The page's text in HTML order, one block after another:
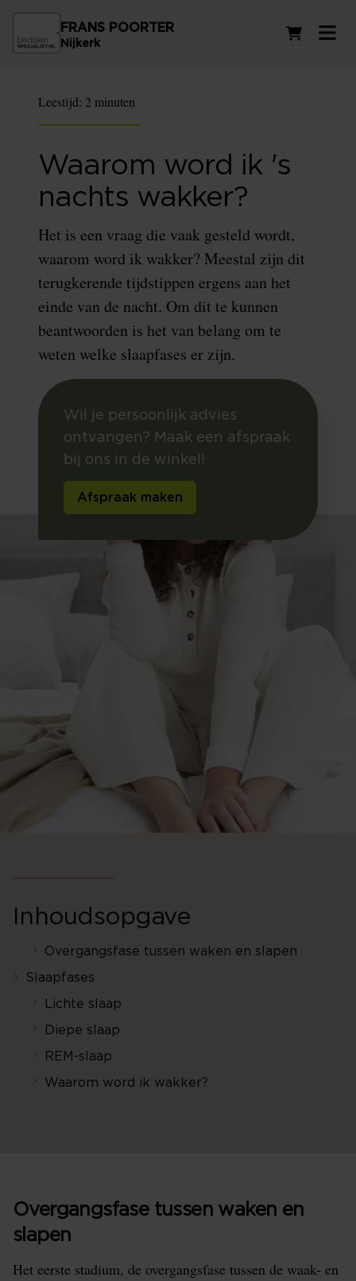
FRANS POORTER
Nijkerk
Leestijd: 2 minuten
Waarom word ik 's
nachts wakker?
Het is een vraag die vaak gesteld wordt,
waarom word ik wakker? Meestal zijn dit
terugkerende tijdstippen ergens aan het
einde van de nacht. Om dit te kunnen
beantwoorden is het van belang om te
weten welke slaapfases er zijn.
Wil je persoonlijk advies
ontvangen? Maak een afspraak
bij ons in de winkel!
Afspraak maken
Inhoudsopgave
Overgangsfase tussen waken en slapen
Slaapfases
Lichte slaap
Diepe slaap
REM-slaap
Waarom word ik wakker?
Overgangsfase tussen waken en
slapen
Het eerste stadium, de overgangsfase tussen de waak- en